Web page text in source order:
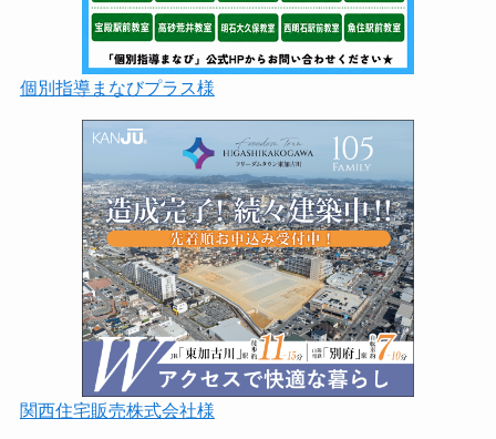
個別指導まなびプラス様
関西住宅販売株式会社様